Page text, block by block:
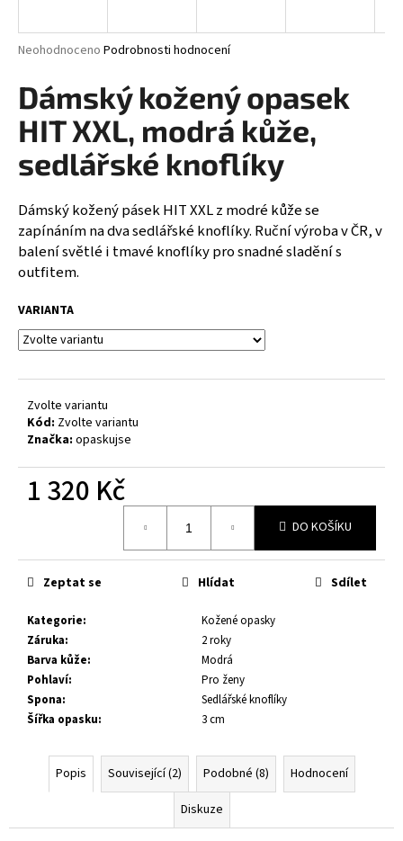
Průměrné
produktu
je
0,0
hvězdiček.
Neohodnoceno Podrobnosti hodnocení
Dámský kožený opasek
HIT XXL, modrá kůže,
sedlářské knoflíky
Dámský kožený pásek HIT XXL z modré kůže se
zapínáním na dva sedlářské knoflíky. Ruční výroba v ČR, v
balení světlé i tmavé knoflíky pro snadné sladění s
outfitem.
VARIANTA
Zvolte variantu
Kód: Zvolte variantu
Značka: opaskujse
1 320 Kč
DO KOŠÍKU
Kategorie:
Kožené opasky
Záruka:
2 roky
Barva kůže:
Modrá
Pohlaví:
Pro ženy
Spona:
Sedlářské knoflíky
Šířka opasku: 3 cm
Zeptat se Hlídat Sdílet
Popis Související (2) Podobné (8)
Hodnocení
Diskuze
j
t
?
HLEDAT
o
p
o
u
u
e
m
KOŽENÝ
XXL,
KŮŽE,
SPONA
BROUŠENÁ
HRANATÁ,
KOVOVÁ
199